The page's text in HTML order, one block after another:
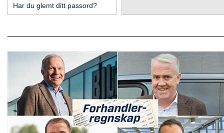
Har du glemt ditt passord?